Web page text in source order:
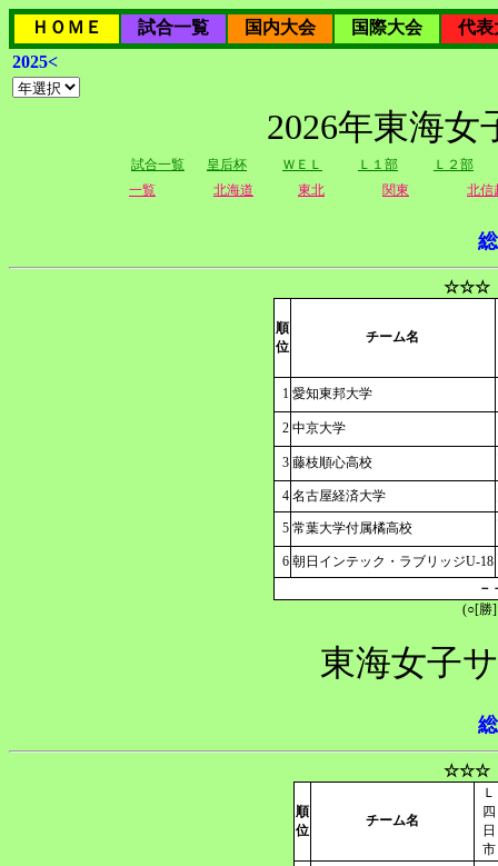
ＨＯＭＥ 試合一覧 国内大会 国際大会
代表
2025<
2026年東海
試合一覧 皇后杯 ＷＥＬ Ｌ１部
Ｌ２部
一覧
北海道 東北 関東 北信
☆☆☆
順
位
チーム名
1 愛知東邦大学
2 中京大学
3 藤枝順心高校
4 名古屋経済大学
5 常葉大学付属橘高校
6 朝日インテック・ラブリッジU-18
－
(○[勝
東海女子
☆☆☆
順
位
チーム名
Ｌ
四
日
市